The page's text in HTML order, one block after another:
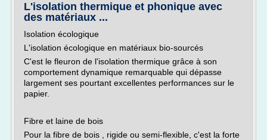
L'isolation thermique et phonique avec
des matériaux ...
Isolation écologique
L'isolation écologique en matériaux bio-sourcés
C'est le fleuron de l'isolation thermique grâce à son
comportement dynamique remarquable qui dépasse
largement ses pourtant excellentes performances sur le
papier.
Fibre et laine de bois
Pour la fibre de bois , rigide ou semi-flexible, c'est la forte